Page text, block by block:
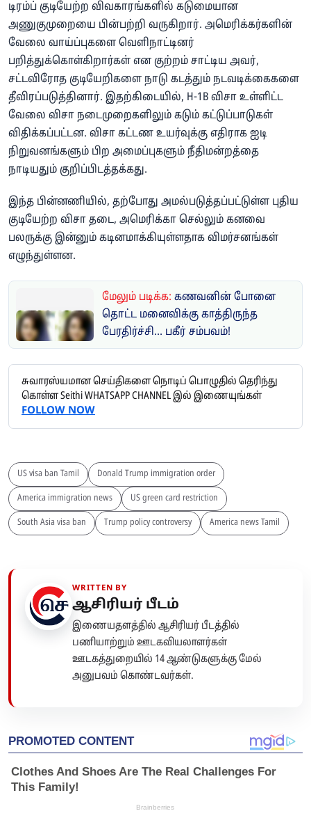
டிரம்ப் குடியேற்ற விவகாரங்களில் கடுமையான
அணுகுமுறையை பின்பற்றி வருகிறார். அமெரிக்கர்களின்
வேலை வாய்ப்புகளை வெளிநாட்டினர்
பறித்துக்கொள்கிறார்கள் என குற்றம் சாட்டிய அவர்,
சட்டவிரோத குடியேறிகளை நாடு கடத்தும் நடவடிக்கைகளை
தீவிரப்படுத்தினார். இதற்கிடையில், H-1B விசா உள்ளிட்ட
வேலை விசா நடைமுறைகளிலும் கடும் கட்டுப்பாடுகள்
விதிக்கப்பட்டன. விசா கட்டண உயர்வுக்கு எதிராக ஐடி
நிறுவனங்களும் பிற அமைப்புகளும் நீதிமன்றத்தை
நாடியதும் குறிப்பிடத்தக்கது.
இந்த பின்னணியில், தற்போது அமல்படுத்தப்பட்டுள்ள புதிய
குடியேற்ற விசா தடை, அமெரிக்கா செல்லும் கனவை
பலருக்கு இன்னும் கடினமாக்கியுள்ளதாக விமர்சனங்கள்
எழுந்துள்ளன.
மேலும் படிக்க: கணவனின் போனை
தொட்ட மனைவிக்கு காத்திருந்த
பேரதிர்ச்சி... பகீர் சம்பவம்!
சுவாரஸ்யமான செய்திகளை நொடிப் பொழுதில் தெரிந்து
கொள்ள Seithi WHATSAPP CHANNEL இல் இணையுங்கள்
FOLLOW NOW
US visa ban Tamil Donald Trump immigration order
America immigration news US green card restriction
South Asia visa ban Trump policy controversy America news Tamil
WRITTEN BY
ஆசிரியர் பீடம்
இணையதளத்தில் ஆசிரியர் பீடத்தில்
பணியாற்றும் ஊடகவியலாளர்கள்
ஊடகத்துறையில் 14 ஆண்டுகளுக்கு மேல்
அனுபவம் கொண்டவர்கள்.